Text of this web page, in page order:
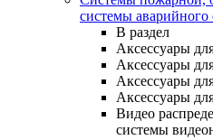
системы
В раздел
Аксессуары
Аксессуары
Аксессуары
Аксессуары
Видео
системы